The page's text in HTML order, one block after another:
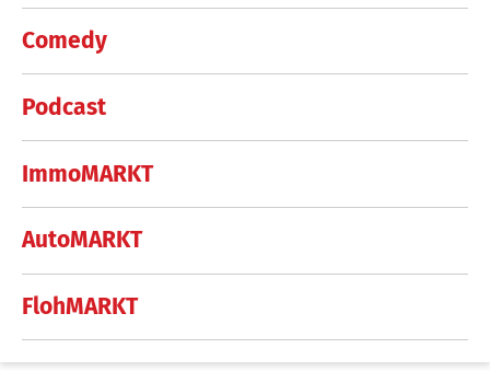
Comedy
Podcast
ImmoMARKT
AutoMARKT
FlohMARKT